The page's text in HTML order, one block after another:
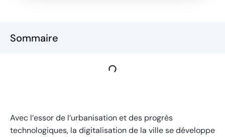
Sommaire
Avec l’essor de l’urbanisation et des progrès
technologiques, la digitalisation de la ville se développe